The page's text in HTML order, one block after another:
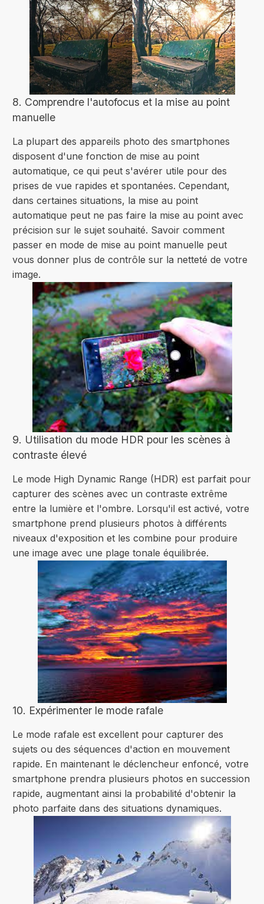
8. Comprendre l'autofocus et la mise au point
manuelle
La plupart des appareils photo des smartphones
disposent d'une fonction de mise au point
automatique, ce qui peut s'avérer utile pour des
prises de vue rapides et spontanées. Cependant,
dans certaines situations, la mise au point
automatique peut ne pas faire la mise au point avec
précision sur le sujet souhaité. Savoir comment
passer en mode de mise au point manuelle peut
vous donner plus de contrôle sur la netteté de votre
image.
9. Utilisation du mode HDR pour les scènes à
contraste élevé
Le mode High Dynamic Range (HDR) est parfait pour
capturer des scènes avec un contraste extrême
entre la lumière et l'ombre. Lorsqu'il est activé, votre
smartphone prend plusieurs photos à différents
niveaux d'exposition et les combine pour produire
une image avec une plage tonale équilibrée.
10. Expérimenter le mode rafale
Le mode rafale est excellent pour capturer des
sujets ou des séquences d'action en mouvement
rapide. En maintenant le déclencheur enfoncé, votre
smartphone prendra plusieurs photos en succession
rapide, augmentant ainsi la probabilité d'obtenir la
photo parfaite dans des situations dynamiques.